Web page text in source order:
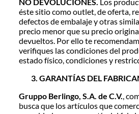
NO DEVOLUCIONES. Los
éste sitio como outlet, de oferta,
defectos de embalaje y otras
precio menor que su precio
devueltos. Por ello te
verifiques las condiciones del
estado físico, condiciones y
GARANTÍAS DEL
Gruppo Berlingo, S.A. de C.V.,
busca que los artículos que